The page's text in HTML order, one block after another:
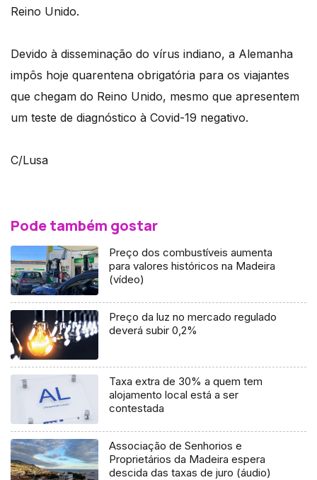
Reino Unido.
Devido à disseminação do vírus indiano, a Alemanha
impôs hoje quarentena obrigatória para os viajantes
que chegam do Reino Unido, mesmo que apresentem
um teste de diagnóstico à Covid-19 negativo.
C/Lusa
Pode também gostar
Preço dos combustíveis aumenta
para valores históricos na Madeira
(vídeo)
Preço da luz no mercado regulado
deverá subir 0,2%
Taxa extra de 30% a quem tem
alojamento local está a ser
contestada
Associação de Senhorios e
Proprietários da Madeira espera
descida das taxas de juro (áudio)